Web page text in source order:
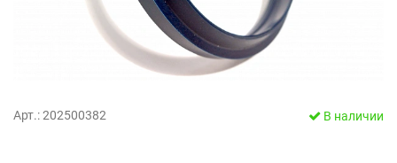
Арт.: 202500382 В наличии